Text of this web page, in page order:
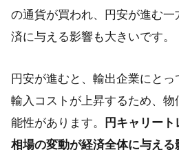
の通貨が買われ、円安が進む
済に与える影響も大きいです。
円安が進むと、輸出企業にとっ
輸入コストが上昇するため、
能性があります。
円キャリー
相場の変動が経済全体に与え